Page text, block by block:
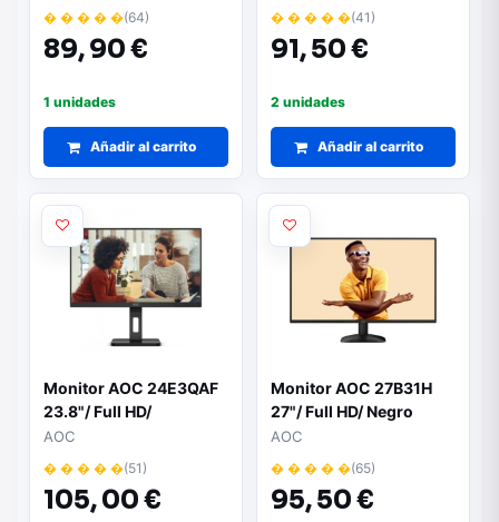
� � � � �(64)
89,90 €
1 unidades
Añadir al carrito
� � � � �(41)
91,50 €
2 unidades
Añadir al carrito
Monitor AOC 24E3QAF
23.8"/ Full HD/
Multimedia/ Negro
AOC
� � � � �(51)
105,00 €
Monitor AOC 27B31H
27"/ Full HD/ Negro
AOC
� � � � �(65)
95,50 €